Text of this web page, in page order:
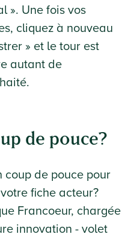
». Une fois vos
cliquez à nouveau
» et le tour est
autant de
de pouce?
coup de pouce pour
fiche acteur?
Francoeur, chargée
innovation - volet